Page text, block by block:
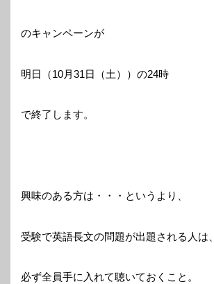
のキャンペーンが
明日（10月31日（土））の24時
で終了します。
興味のある方は・・・というより、
受験で英語長文の問題が出題される人は、
必ず全員手に入れて聴いておくこと。